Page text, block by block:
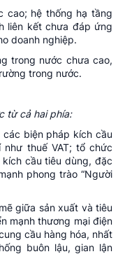
cao; hệ thống hạ tầng
liên kết chưa đáp ứng
doanh nghiệp.
trong nước chưa cao,
trong nước.
từ cả hai phía:
biện pháp kích cầu
thuế VAT; tổ chức
cầu tiêu dùng, đặc
phong trào “Người
giữa sản xuất và tiêu
mạnh thương mại điện
cầu hàng hóa, nhất
buôn lậu, gian lận